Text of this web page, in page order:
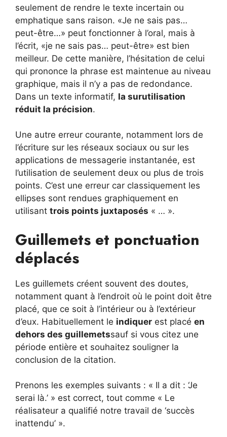
seulement de rendre le texte incertain ou
emphatique sans raison. «Je ne sais pas…
peut-être…» peut fonctionner à l’oral, mais à
l’écrit, «je ne sais pas… peut-être» est bien
meilleur. De cette manière, l’hésitation de celui
qui prononce la phrase est maintenue au niveau
graphique, mais il n’y a pas de redondance.
Dans un texte informatif, la surutilisation
réduit la précision.
Une autre erreur courante, notamment lors de
l’écriture sur les réseaux sociaux ou sur les
applications de messagerie instantanée, est
l’utilisation de seulement deux ou plus de trois
points. C’est une erreur car classiquement les
ellipses sont rendues graphiquement en
utilisant trois points juxtaposés « … ».
Guillemets et ponctuation
déplacés
Les guillemets créent souvent des doutes,
notamment quant à l’endroit où le point doit être
placé, que ce soit à l’intérieur ou à l’extérieur
d’eux. Habituellement le indiquer est placé en
dehors des guillemetssauf si vous citez une
période entière et souhaitez souligner la
conclusion de la citation.
Prenons les exemples suivants : « Il a dit : ‘Je
serai là.’ » est correct, tout comme « Le
réalisateur a qualifié notre travail de ‘succès
inattendu’ ».